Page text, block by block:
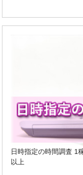
日時指定の時間調査
以上